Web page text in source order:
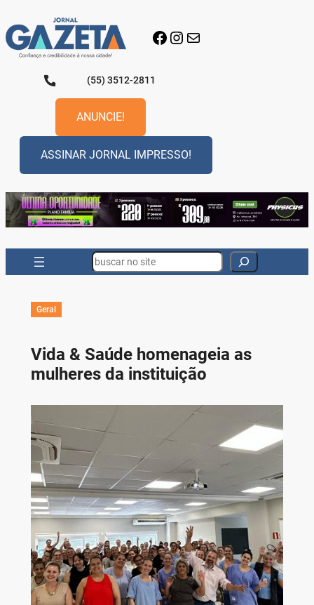
para
o
conteúdo
Facebook
Instagram
E-mail
(55) 3512-2811
ANUNCIE!
ASSINAR JORNAL IMPRESSO!
Search
Geral
Vida & Saúde homenageia as
mulheres da instituição